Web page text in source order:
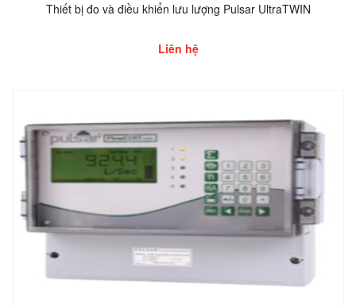
Thiết bị đo và điều khiển lưu lượng Pulsar UltraTWIN
Liên hệ